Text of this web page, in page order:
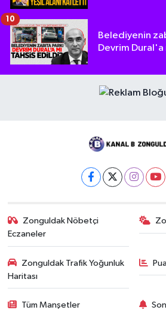
Belediyenin
Devrim Dural'a
10
Zonguldak Nöbetçi
Eczaneler
Zonguldak Trafik Yoğunluk
Haritası
Tüm Manşetler